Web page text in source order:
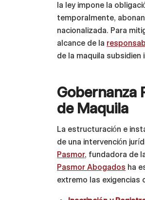
la ley impone la
temporalmente,
nacionalizada. Para
alcance de la
de la maquila
Gobernanza
de Maquila
La estructuración e
de una intervención
Pasmor, fundadora de
Pasmor Abogados ha
extremo las exigencias